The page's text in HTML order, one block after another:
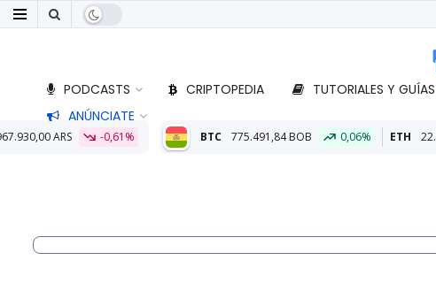
PODCASTS CRIPTOPEDIA TUTORIALES Y GUÍAS
ANÚNCIATE
BTC 775.491,84 BOB 0,06% ETH 22.806,06 BOB